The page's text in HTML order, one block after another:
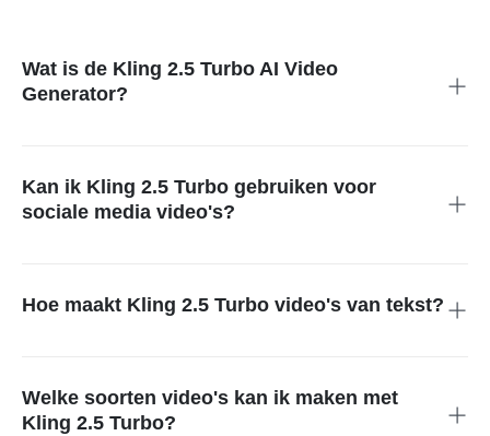
Wat is de Kling 2.5 Turbo AI Video
Generator?
video's.
Kan ik Kling 2.5 Turbo gebruiken voor
sociale media video's?
Instagram, TikTok en YouTube.
Hoe maakt Kling 2.5 Turbo video's van tekst?
genereert een professionele video op basis van je beschrijving.
Welke soorten video's kan ik maken met
Kling 2.5 Turbo?